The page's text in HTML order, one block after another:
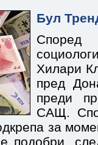
Бул
Хилари
пред
преди
САЩ.
за
подобри,